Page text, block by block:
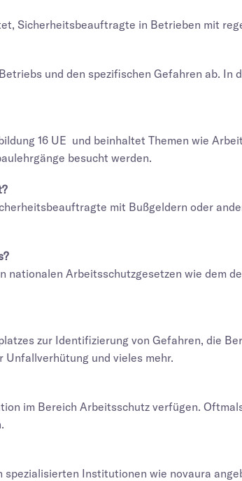
Sicherheitsbeauftragte in Betrieben mit
und den spezifischen Gefahren ab.
16 UE und beinhaltet Themen wie
besucht werden.
mit Bußgeldern oder
Arbeitsschutzgesetzen wie dem
zur Identifizierung von Gefahren, die
und vieles mehr.
im Bereich Arbeitsschutz verfügen.
Institutionen wie novaura